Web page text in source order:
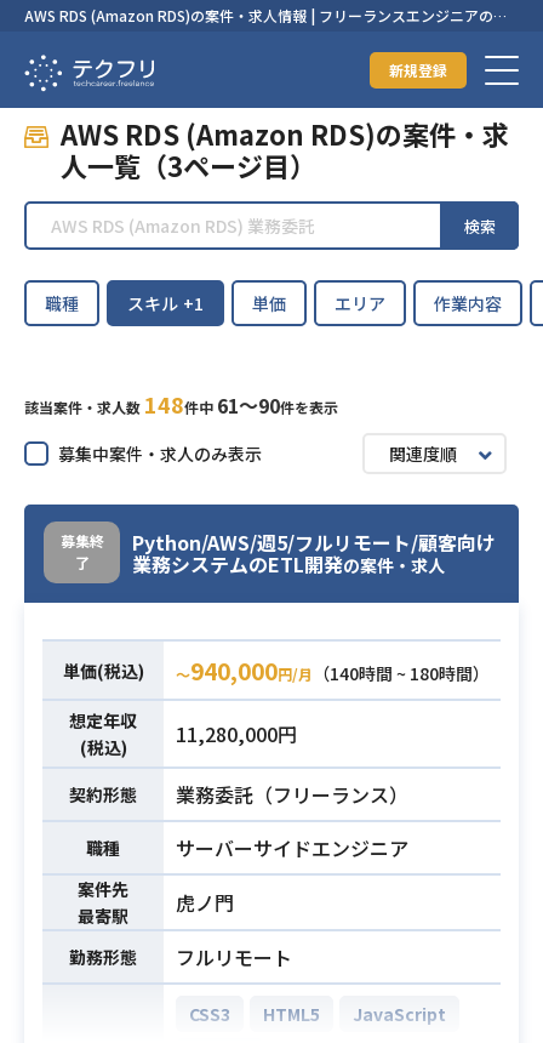
AWS RDS (Amazon RDS)の案件・求人情報 | フリーランスエンジニアの案
新規登録
AWS RDS (Amazon RDS)の案件・求
人一覧（3ページ目）
検索
職種 スキル +1 単価 エリア 作業内容
該当案件・求人数 148件中 61〜90件を表示
募集中案件・求人のみ表示 関連度順
募集終
了
Python/AWS/週5/フルリモート/顧客向け
業務システムのETL開発の案件・求人
単価(税込) 〜940,000円/月
（140時間 ~ 180時間）
想定年収
(税込)
11,280,000円
契約形態 業務委託（フリーランス）
職種 サーバーサイドエンジニア
案件先
最寄駅
虎ノ門
勤務形態 フルリモート
CSS3 HTML5
JavaScript